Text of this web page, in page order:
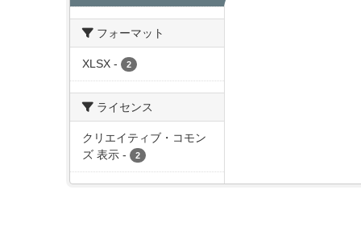
フォーマット
XLSX - 2
ライセンス
クリエイティブ・コモン
ズ 表示 - 2